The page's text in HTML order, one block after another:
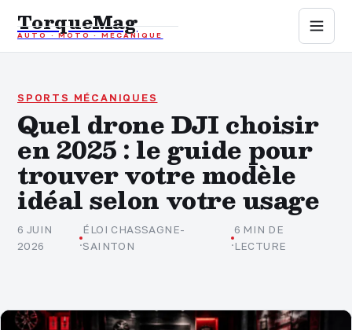
TorqueMag
AUTO · MOTO · MÉCANIQUE
Auto
Moto
Mécanique
Sports mécaniques
Assurance
SPORTS MÉCANIQUES
Quel drone DJI choisir
en 2025 : le guide pour
trouver votre modèle
idéal selon votre usage
6 JUIN
2026
·
ÉLOI CHASSAGNE-
SAINTON
·
6 MIN DE
LECTURE